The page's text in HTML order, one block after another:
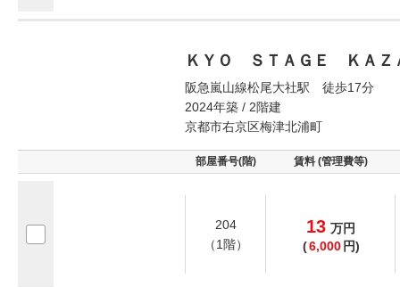
ＫＹＯ ＳＴＡＧＥ ＫＡＺ
阪急嵐山線松尾大社駅 徒歩17分
2024年築 / 2階建
京都市右京区梅津北浦町
部屋番号(階) 賃料 (管理費等)
204
（1階）
13 万円
(6,000 円)